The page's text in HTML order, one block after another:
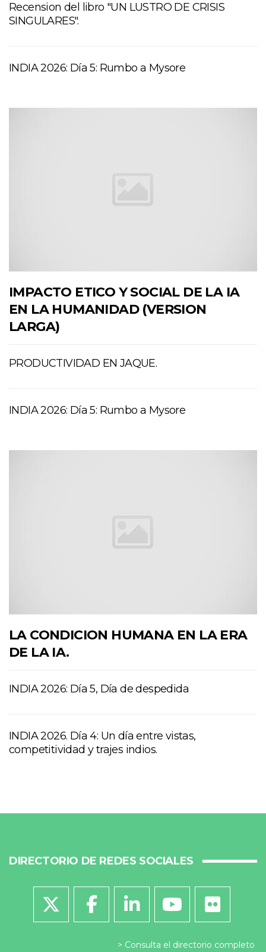
Recension del libro "UN LUSTRO DE CRISIS
SINGULARES".
INDIA 2026: Día 5: Rumbo a Mysore
IMPACTO ETICO Y SOCIAL DE LA IA
EN LA HUMANIDAD (VERSION
LARGA)
PRODUCTIVIDAD EN JAQUE.
INDIA 2026: Día 5: Rumbo a Mysore
LA CONDICION HUMANA EN LA ERA
DE LA IA.
INDIA 2026: Día 5, Día de despedida
INDIA 2026. Día 4: Un día entre vistas,
competitividad y trajes indios.
DIRECTORIO DE REDES SOCIALES
Consulta el directorio completo